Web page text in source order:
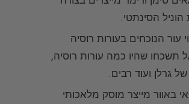
הסינתטי.
תווי עור הנוכחים בעורות רוסיה
אל תשכחו שהיו כמה עורות רוסיה,
גרלן ועוד רבים.
באוור מייצר מוסק מלאכותי